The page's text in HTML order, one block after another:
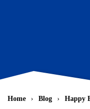
Home Blog Happy